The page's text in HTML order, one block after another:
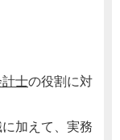
士の役割に対
加えて、実務